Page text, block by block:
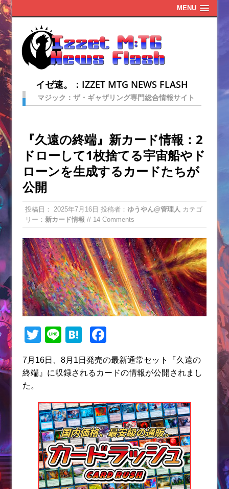
MENU
イゼ速。：IZZET MTG NEWS FLASH
マジック：ザ・ギャザリング専門総合情報サイト
『久遠の終端』新カード情報：2
ドローして1枚捨てる宇宙船やド
ローンを生成するカードたちが
公開
投稿日： 2025年7月16日 投稿者： ゆうやん@管理人 カテゴ
リー： 新カード情報 // 14 Comments
T
w
itt
Li
n
e
H
at
e
a
a
c
b
o
o
k
7月16日、8月1日発売の最新通常セット『久遠の
終端』に収録されるカードの情報が公開されまし
た。